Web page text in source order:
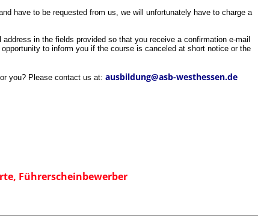
have to be requested from us, we will unfortunately have to charge a
in the fields provided so that you receive a confirmation e-mail
to inform you if the course is canceled at short notice or the
you? Please contact us at:ausbildung@asb-westhessen.de
Führerscheinbewerber